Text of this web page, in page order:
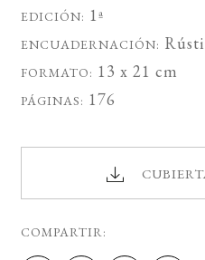
EDICIÓN: 1ª
ENCUADERNACIÓN:
FORMATO: 13 x 21 cm
PÁGINAS: 176
COMPARTIR: